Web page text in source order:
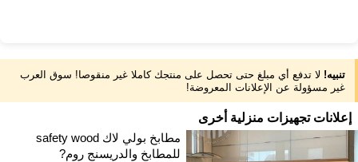
تنبيه! لا تدفع أي مبلغ حتى تحصل على منتجك كاملا غير منقوصا! سوق العرب
غير مسؤولة عن الإعلانات المعروضة!
إعلانات تجهيزات منزلية أخرى
مطابخ بولي لاك safety wood
للمطابخ والدريسنج روم?